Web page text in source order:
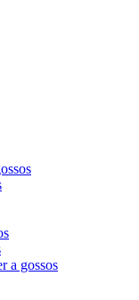
a gossos